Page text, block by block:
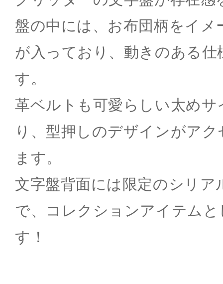
盤の中には、お布団柄をイメ
が入っており、動きのある
す。
革ベルトも可愛らしい太め
り、型押しのデザインがア
ます。
文字盤背面には限定のシリア
で、コレクションアイテム
す！